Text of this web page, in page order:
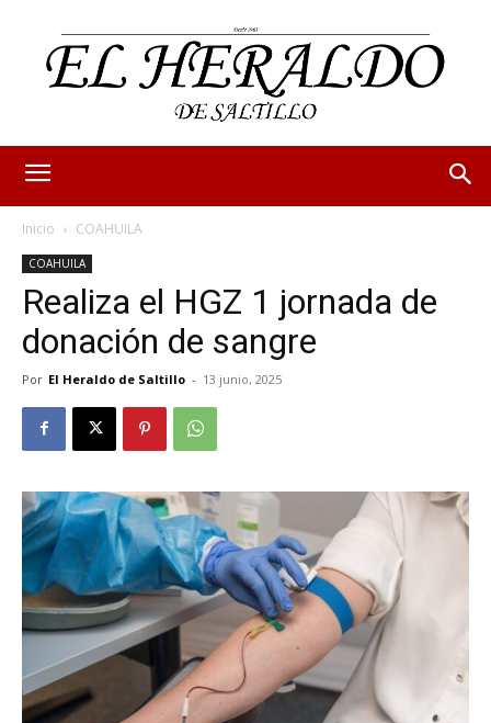
Inicio COAHUILA
COAHUILA
Realiza el HGZ 1 jornada de
donación de sangre
Por El Heraldo de Saltillo - 13 junio, 2025